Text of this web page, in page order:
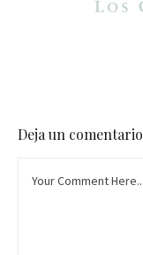
Deja un comentario